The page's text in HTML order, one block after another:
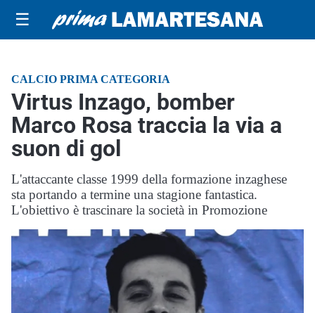
☰
CALCIO PRIMA CATEGORIA
Virtus Inzago, bomber
Marco Rosa traccia la via a
suon di gol
L'attaccante classe 1999 della formazione inzaghese
sta portando a termine una stagione fantastica.
L'obiettivo è trascinare la società in Promozione